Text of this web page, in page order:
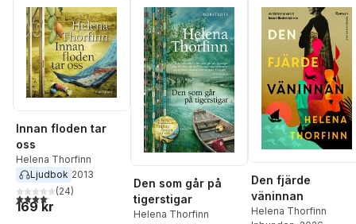
Innan floden tar
oss
Helena Thorfinn
Ljudbok 2013
4,1utav 5 stjärnor. Totalt antal röster:
(24)
169 kr
Den som går på
tigerstigar
Helena Thorfinn
Den fjärde
väninnan
Helena Thorfinn